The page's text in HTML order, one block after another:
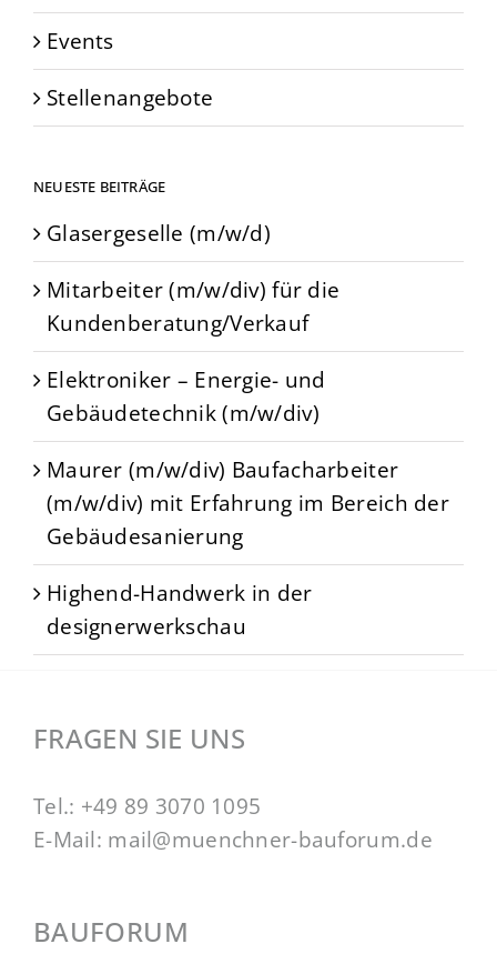
Events
Stellenangebote
NEUESTE BEITRÄGE
Glasergeselle (m/w/d)
Mitarbeiter (m/w/div) für die
Kundenberatung/Verkauf
Elektroniker – Energie- und
Gebäudetechnik (m/w/div)
Maurer (m/w/div) Baufacharbeiter
(m/w/div) mit Erfahrung im Bereich der
Gebäudesanierung
Highend-Handwerk in der
designerwerkschau
FRAGEN SIE UNS
Tel.: +49 89 3070 1095
E-Mail: mail@muenchner-bauforum.de
BAUFORUM